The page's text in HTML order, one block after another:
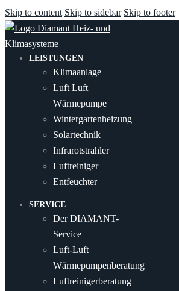
Skip to content Skip to sidebar Skip to footer
LEISTUNGEN
Klimaanlage
Luft Luft
Wärmepumpe
Wintergartenheizung
Solartechnik
Infrarotstrahler
Luftreiniger
Entfeuchter
SERVICE
Der DIAMANT-
Service
Luft-Luft
Wärmepumpenberatung
Luftreinigerberatung